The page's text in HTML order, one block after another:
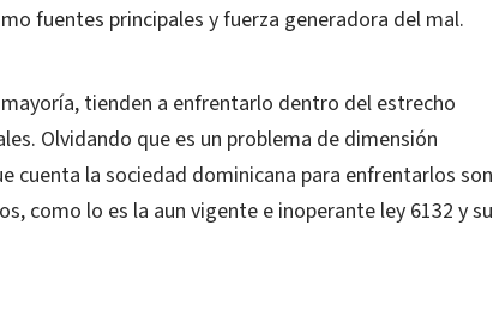
fuentes principales y fuerza generadora del mal.
tienden a enfrentarlo dentro del estrecho
Olvidando que es un problema de dimensión
cuenta la sociedad dominicana para enfrentarlos son
como lo es la aun vigente e inoperante ley 6132 y su